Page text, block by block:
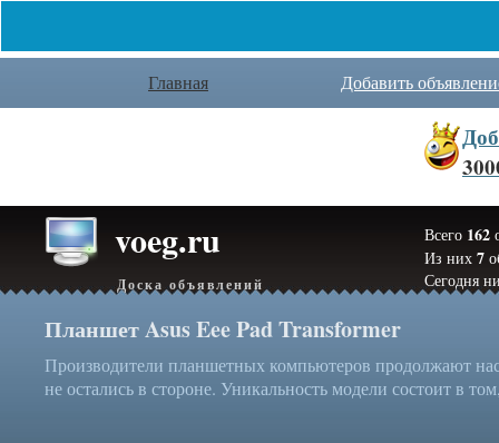
Главная Добавить
voeg.ru
Доска объявлений
Всего 162
Из них 7
Сегодня
Планшет Asus Eee Pad Transformer
Производители планшетных компьютеров продолжают
не остались в стороне. Уникальность модели состоит в